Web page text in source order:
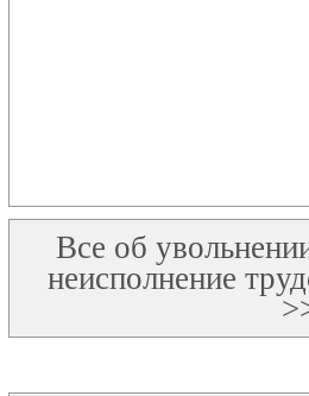
Все об
неисполнение